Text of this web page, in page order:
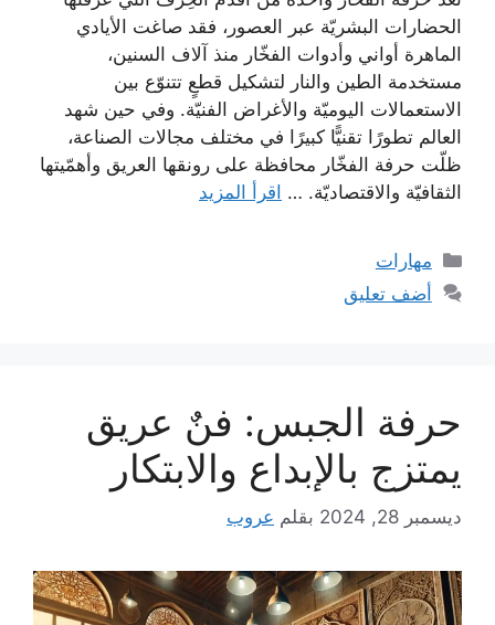
الحضارات البشريّة عبر العصور، فقد صاغت الأيادي
الماهرة أواني وأدوات الفخّار منذ آلاف السنين،
مستخدمة الطين والنار لتشكيل قطعٍ تتنوّع بين
الاستعمالات اليوميّة والأغراض الفنيّة. وفي حين شهد
العالم تطورًا تقنيًّا كبيرًا في مختلف مجالات الصناعة،
ظلّت حرفة الفخّار محافظة على رونقها العريق وأهمّيتها
الثقافيّة والاقتصاديّة. … اقرأ المزيد
التصنيفات
مهارات
أضف تعليق
حرفة الجبس: فنٌ عريق
يمتزج بالإبداع والابتكار
ديسمبر 28, 2024 بقلم عروب